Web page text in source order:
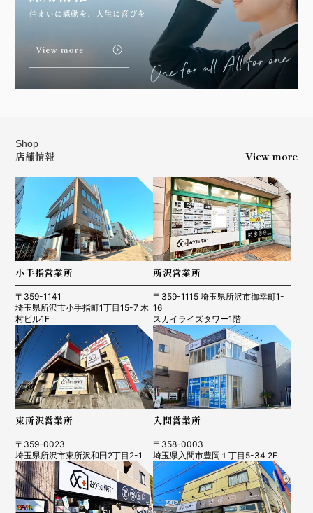
Shop
店舗情報 View more
小手指営業所
〒359-1141
埼玉県所沢市小手指町1丁目15-7 木
村ビル1F
所沢営業所
〒359-1115 埼玉県所沢市御幸町1-
16
スカイライズタワー1階
東所沢営業所
〒359-0023
埼玉県所沢市東所沢和田2丁目2-1
入間営業所
〒358-0003
埼玉県入間市豊岡１丁目5-34 2F